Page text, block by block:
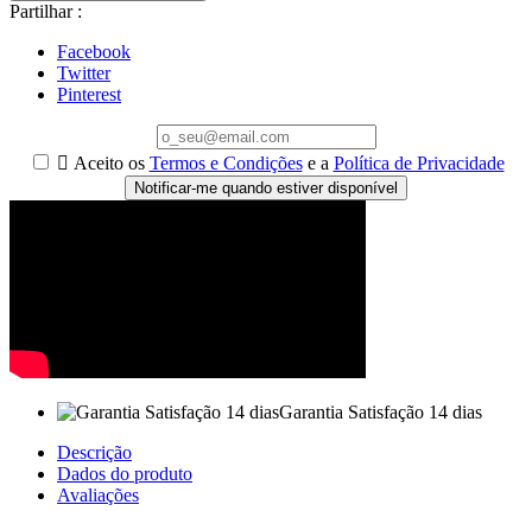
Partilhar :
Facebook
Twitter
Pinterest
 Aceito os Termos e Condiçõese a Política de Privacidade
Notificar-me quando estiver disponível
Garantia Satisfação 14 dias
Descrição
Dados do produto
Avaliações